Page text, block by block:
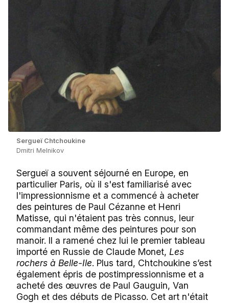
Sergueï Chtchoukine
Dmitri Melnikov
Sergueï a souvent séjourné en Europe, en
particulier Paris, où il s'est familiarisé avec
l'impressionnisme et a commencé à acheter
des peintures de Paul Cézanne et Henri
Matisse, qui n'étaient pas très connus, leur
commandant même des peintures pour son
manoir. Il a ramené chez lui le premier tableau
importé en Russie de Claude Monet, Les
rochers à Belle-Ile. Plus tard, Chtchoukine s’est
également épris de postimpressionnisme et a
acheté des œuvres de Paul Gauguin, Van
Gogh et des débuts de Picasso. Cet art n'était